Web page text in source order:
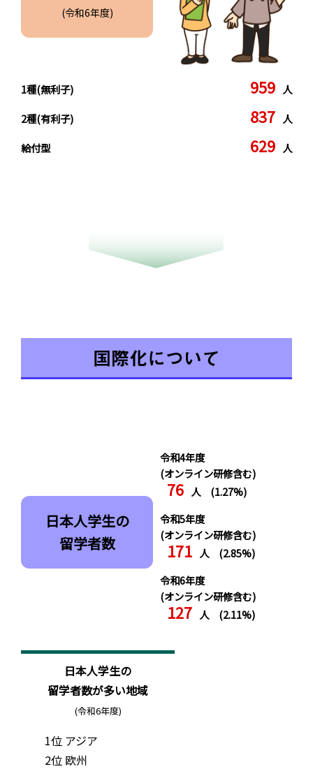
(令和6年度)
1種(無利子) 959 人
2種(有利子)
837 人
給付型
629 人
国際化について
日本人学生の
留学者数
令和4年度
(オンライン研修含む)
76 人 (1.27%)
令和5年度
(オンライン研修含む)
171 人 (2.85%)
令和6年度
(オンライン研修含む)
127 人 (2.11%)
日本人学生の
留学者数が多い地域
(令和6年度)
1位 アジア
2位 欧州